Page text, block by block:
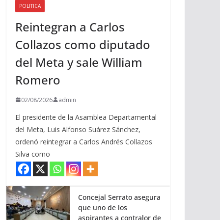
i
b
a
j
o
a
POLITICA
Reintegran a Carlos
Collazos como diputado
del Meta y sale William
Romero
02/08/2026 admin
El presidente de la Asamblea Departamental
del Meta, Luis Alfonso Suárez Sánchez,
ordenó reintegrar a Carlos Andrés Collazos
Silva como
Concejal Serrato asegura
que uno de los
aspirantes a contralor de